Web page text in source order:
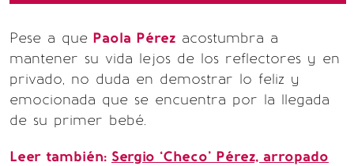
Pese a que Paola Pérez acostumbra a
mantener su vida lejos de los reflectores y en
privado, no duda en demostrar lo feliz y
emocionada que se encuentra por la llegada
de su primer bebé.
Leer también: Sergio ‘Checo’ Pérez, arropado